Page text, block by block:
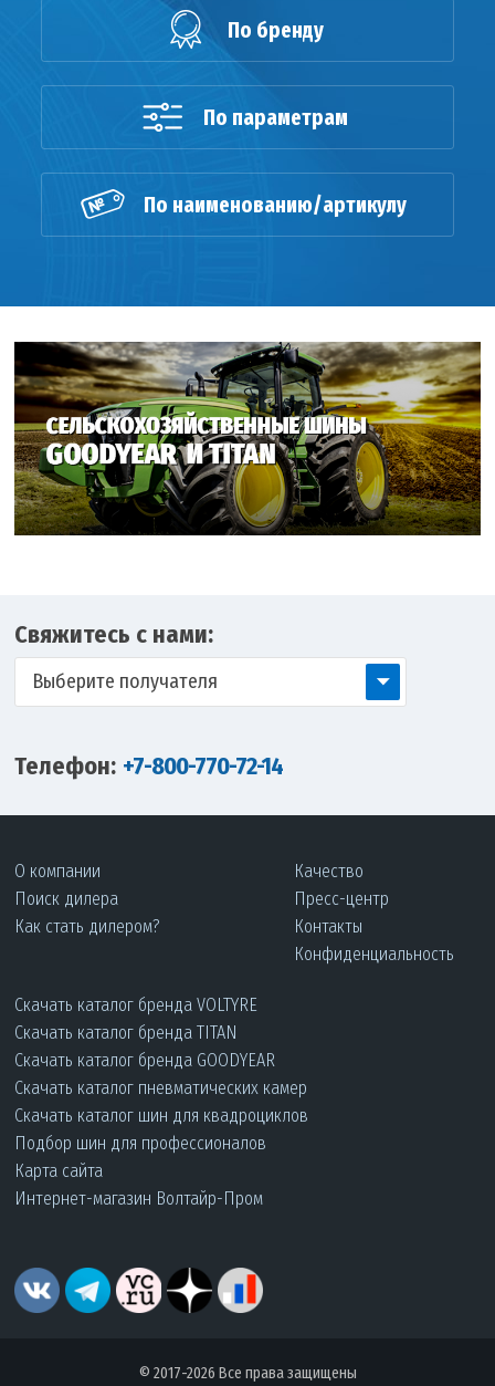
По бренду
По параметрам
По наименованию/артикулу
Свяжитесь с нами:
Выберите получателя
Телефон: +7-800-770-72-14
О компании
Поиск дилера
Как стать дилером?
Качество
Пресс-центр
Контакты
Конфиденциальность
Скачать каталог бренда VOLTYRE
Скачать каталог бренда TITAN
Скачать каталог бренда GOODYEAR
Скачать каталог пневматических камер
Скачать каталог шин для квадроциклов
Подбор шин для профессионалов
Карта сайта
Интернет-магазин Волтайр-Пром
© 2017-2026 Все права защищены